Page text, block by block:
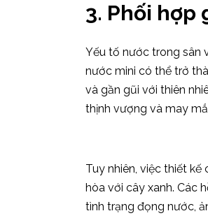
3. Phối hợp
Yếu tố nước trong sân
nước mini có thể trở
và gần gũi với thiên
thịnh vượng và may
Tuy nhiên, việc thiết
hòa với cây xanh. Các
tình trạng đọng nước,